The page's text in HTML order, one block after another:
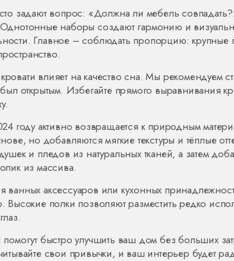
задают вопрос: «Должна ли мебель
наборы создают гармонию и
Главное – соблюдать пропорцию: крупные
влияет на качество сна. Мы рекомендуем
открытым. Избегайте прямого выравнивания
году активно возвращается к природным
но добавляются мягкие текстуры и тёплые
и пледов из натуральных тканей, а затем
из массива.
ванных аксессуаров или кухонных
Высокие полки позволяют разместить редко
быстро улучшить ваш дом без больших
свои привычки, и ваш интерьер будет